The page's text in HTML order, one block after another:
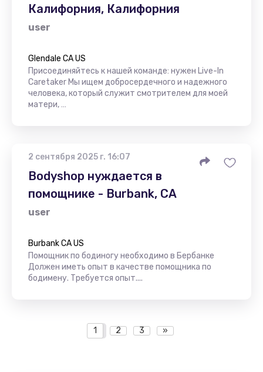
Калифорния, Калифорния
user
Glendale CA US
Присоединяйтесь к нашей команде: нужен Live-In
Caretaker Мы ищем добросердечного и надежного
человека, который служит смотрителем для моей
матери, …
2 сентября 2025 г. 16:07
Bodyshop нуждается в
помощнике - Burbank, CA
user
Burbank CA US
Помощник по бодиногу необходимо в Бербанке
Должен иметь опыт в качестве помощника по
бодимену. Требуется опыт....
1 2 3 »